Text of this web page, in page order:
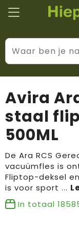
Kantoor &
Wellness &
Tassen &
Huis, tuin &
Elektronica &
Kleding &
Levensstijl
Prijs & impact
BIC
Boska
Brandflavours
Camelbak
Janzen
JBL
Avira
staal
500ML
De Ara RCS
vacuümfles is
Fliptop-deksel
is voor sport ...
In totaal